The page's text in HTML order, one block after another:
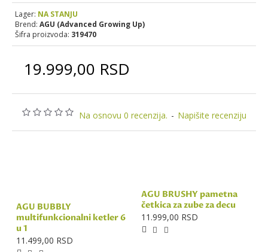
Na osnovu 0 recenzija. - Napišite recenziju
19.999,00 RSD
Lager: NA STANJU
Brend: AGU (Advanced Growing Up)
Šifra proizvoda: 319470
AGU BUBBLY
multifunkcionalni ketler 6
u 1
11.499,00 RSD
AGU BRUSHY pametna
četkica za zube za decu
11.999,00 RSD